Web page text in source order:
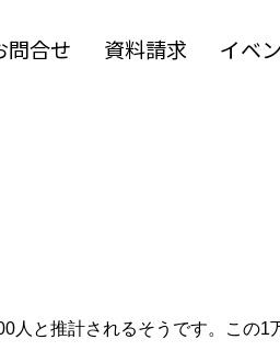
問合せ 資料請求 イベ
人と推計されるそうです。この1